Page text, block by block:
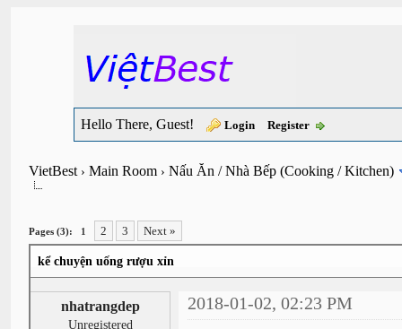
Hello There, Guest! Login Register
VietBest›Main Room ›Nấu Ăn / Nhà Bếp (Cooking / Kitchen)
Pages (3): 1 2 3 Next »
kể chuyện uống rượu xỉn
nhatrangdep
Unregistered
2018-01-02, 02:23 PM